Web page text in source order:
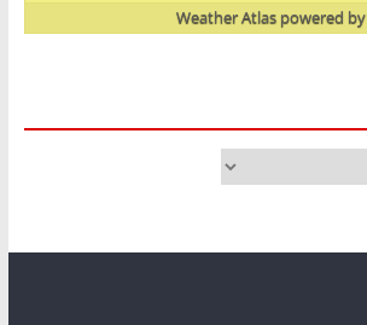
powered by
Weather Atlas